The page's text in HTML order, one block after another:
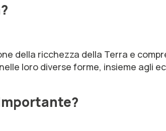
della ricchezza della Terra e
loro diverse forme, insieme agli